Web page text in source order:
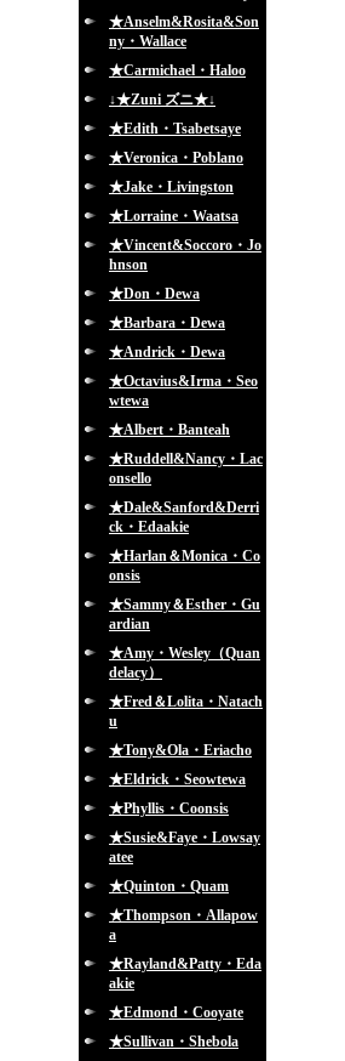
★Anselm&Rosita&Son
ny・Wallace
★Carmichael・Haloo
↓★Zuni ズニ★↓
★Edith・Tsabetsaye
★Veronica・Poblano
★Jake・Livingston
★Lorraine・Waatsa
★Vincent&Soccoro・Jo
hnson
★Don・Dewa
★Barbara・Dewa
★Andrick・Dewa
★Octavius&Irma・Seo
wtewa
★Albert・Banteah
★Ruddell&Nancy・Lac
onsello
★Dale&Sanford&Derri
ck・Edaakie
★Harlan＆Monica・Co
onsis
★Sammy＆Esther・Gu
ardian
★Amy・Wesley（Quan
delacy）
★Fred＆Lolita・Natach
u
★Tony&Ola・Eriacho
★Eldrick・Seowtewa
★Phyllis・Coonsis
★Susie&Faye・Lowsay
atee
★Quinton・Quam
★Thompson・Allapow
a
★Rayland&Patty・Eda
akie
★Edmond・Cooyate
★Sullivan・Shebola